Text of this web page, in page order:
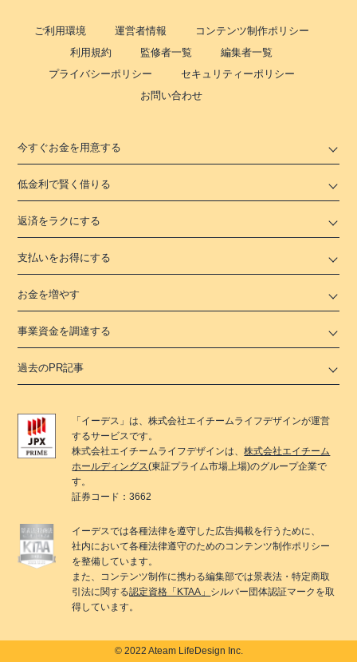
ご利用環境 運営者情報
コンテンツ制作ポリシー
利用規約
監修者一覧
編集者一覧
プライバシーポリシー
セキュリティーポリシー
お問い合わせ
今すぐお金を用意する
低金利で賢く借りる
返済をラクにする
支払いをお得にする
お金を増やす
事業資金を調達する
過去のPR記事
「 イーデス 」は、株式会社エイチームライフデザインが運営
するサービスです。
株式会社エイチームライフデザインは、株式会社エイチーム
ホールディングス(東証プライム市場上場)のグループ企業で
す。
証券コード：3662
イーデスでは各種法律を遵守した広告掲載を行うために、
社内において各種法律遵守のためのコンテンツ制作ポリシー
を整備しています。
また、コンテンツ制作に携わる編集部では景表法・特定商取
引法に関する認定資格「KTAA」 シルバー団体認証マークを取
得しています。
© 2022 Ateam LifeDesign Inc.